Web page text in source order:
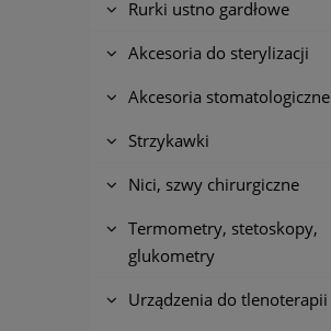
Rurki ustno gardłowe
Akcesoria do sterylizacji
Akcesoria stomatologiczne
Strzykawki
Nici, szwy chirurgiczne
Termometry, stetoskopy,
glukometry
Urządzenia do tlenoterapii